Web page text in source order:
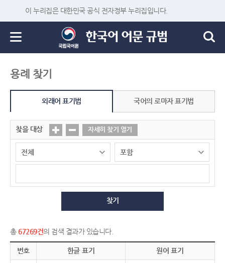
이 누리집은 대한민국 공식 전자정부 누리집입니다.
용례 찾기
외래어 표기법 국어의 로마자 표기법
찾을 대상 자세히 찾기 열기
찾기
총 67269건의 검색 결과가 있습니다.
번호 한글 표기 원어 표기